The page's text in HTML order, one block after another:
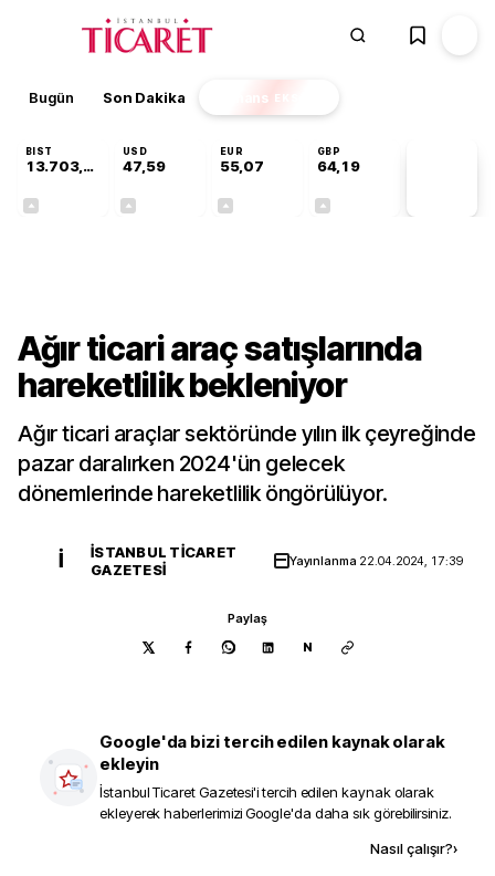
Bugün Son Dakika Finans EKSTRA
BIST
13.703,13
USD
47,59
EUR
55,07
GBP
64,19
Ağır ticari araç satışlarında
hareketlilik bekleniyor
Ağır ticari araçlar sektöründe yılın ilk çeyreğinde
pazar daralırken 2024'ün gelecek
dönemlerinde hareketlilik öngörülüyor.
İ
İSTANBUL TICARET
GAZETESI
Yayınlanma 22.04.2024, 17:39
Paylaş
N
Google'da bizi tercih edilen kaynak olarak
ekleyin
İstanbul Ticaret Gazetesi'i tercih edilen kaynak olarak
ekleyerek haberlerimizi Google'da daha sık görebilirsiniz.
Nasıl çalışır?›